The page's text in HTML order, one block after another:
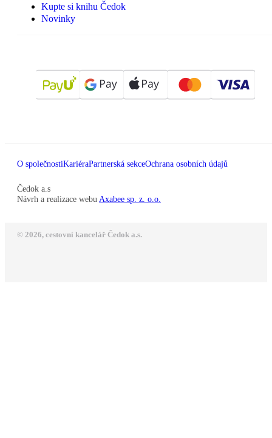
Kupte si knihu Čedok
Novinky
O společnostiKariéraPartnerská sekceOchrana osobních údajů
Čedok a.s
Návrh a realizace webu Axabee sp. z. o.o.
© 2026, cestovní kancelář Čedok a.s.